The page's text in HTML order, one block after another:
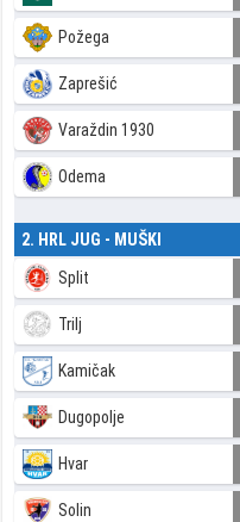
Požega
Zaprešić
Varaždin 1930
Odema
2. HRL JUG - MUŠKI
Split
Trilj
Kamičak
Dugopolje
Hvar
Solin